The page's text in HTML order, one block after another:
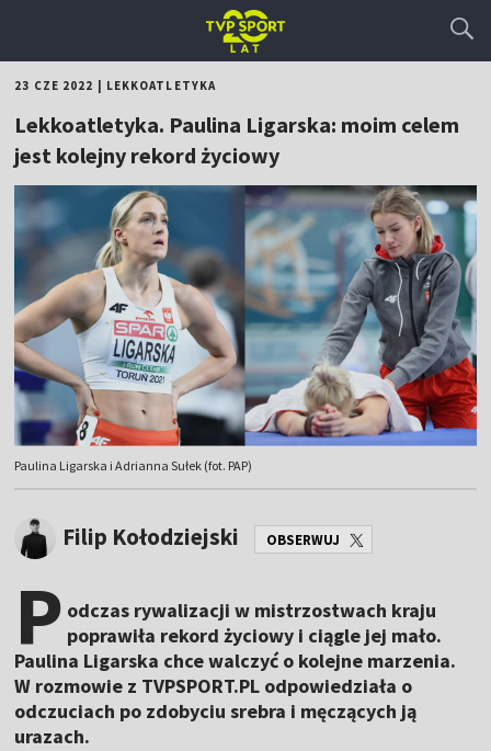
23 CZE 2022 LEKKOATLETYKA
Lekkoatletyka. Paulina Ligarska: moim celem
jest kolejny rekord życiowy
Paulina Ligarska i Adrianna Sułek (fot. PAP)
Filip Kołodziejski OBSERWUJ
P odczas rywalizacji w mistrzostwach kraju
poprawiła rekord życiowy i ciągle jej mało.
Paulina Ligarska chce walczyć o kolejne marzenia.
W rozmowie z TVPSPORT.PL odpowiedziała o
odczuciach po zdobyciu srebra i męczących ją
urazach.